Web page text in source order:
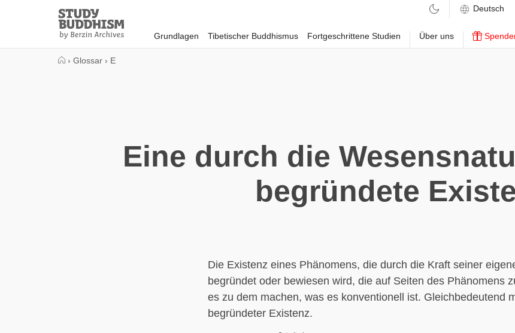
Study
Buddhism
Home
Grundlagen Tibetischer Buddhismus Fortgeschrittene Studien Über uns
› Glossar › E
Eine durch die
begründete
Die Existenz eines Phänomens, die durch die Kraft seiner
begründet oder bewiesen wird, die auf Seiten des Phänomens
es zu dem machen, was es konventionell ist. Gleichbedeutend
begründeter Existenz.